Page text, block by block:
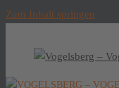
Zum Inhalt springen